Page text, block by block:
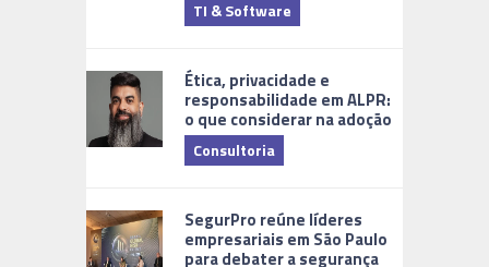
TI & Software
Ética, privacidade e
responsabilidade em ALPR:
o que considerar na adoção
Consultoria
SegurPro reúne líderes
empresariais em São Paulo
para debater a segurança